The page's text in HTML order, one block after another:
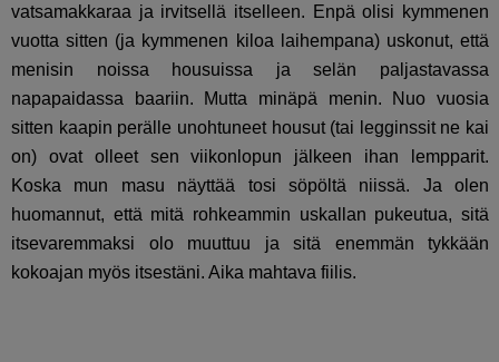
vatsamakkaraa ja irvitsellä itselleen. Enpä olisi kymmenen
vuotta sitten (ja kymmenen kiloa laihempana) uskonut, että
menisin noissa housuissa ja selän paljastavassa
napapaidassa baariin. Mutta minäpä menin. Nuo vuosia
sitten kaapin perälle unohtuneet housut (tai legginssit ne kai
on) ovat olleet sen viikonlopun jälkeen ihan lempparit.
Koska mun masu näyttää tosi söpöltä niissä. Ja olen
huomannut, että mitä rohkeammin uskallan pukeutua, sitä
itsevaremmaksi olo muuttuu ja sitä enemmän tykkään
kokoajan myös itsestäni. Aika mahtava fiilis.